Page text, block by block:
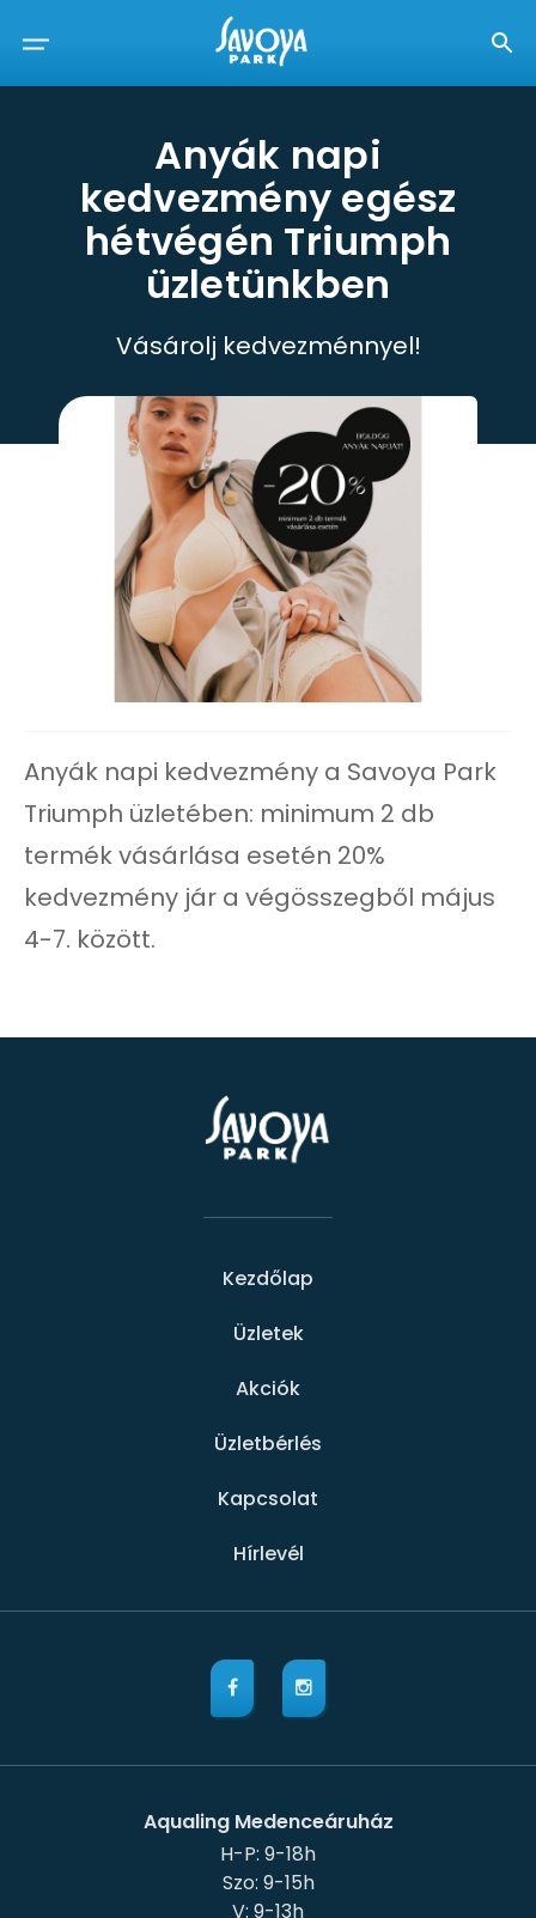
Anyák napi
kedvezmény egész
hétvégén Triumph
üzletünkben
Vásárolj kedvezménnyel!
Anyák napi kedvezmény a Savoya Park
Triumph üzletében: minimum 2 db
termék vásárlása esetén 20%
kedvezmény jár a végösszegből május
4-7. között.
Kezdőlap
Üzletek
Akciók
Üzletbérlés
Kapcsolat
Hírlevél
Aqualing Medenceáruház
H-P: 9-18h
Szo: 9-15h